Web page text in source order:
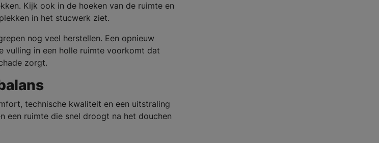
Kijk ook in de hoeken van de ruimte en
in het stucwerk ziet.
nog veel herstellen. Een opnieuw
vulling in een holle ruimte voorkomt dat
zorgt.
technische kwaliteit en een uitstraling
een ruimte die snel droogt na het douchen